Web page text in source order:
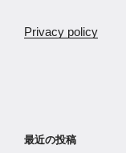
Privacy policy
最近の投稿